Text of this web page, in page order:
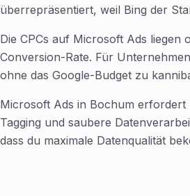
überrepräsentiert, weil Bing der
Die CPCs auf Microsoft Ads
Conversion-Rate. Für
ohne das Google-Budget zu
Microsoft Ads in Bochum erfordert
Tagging und saubere
dass du maximale Datenqualität